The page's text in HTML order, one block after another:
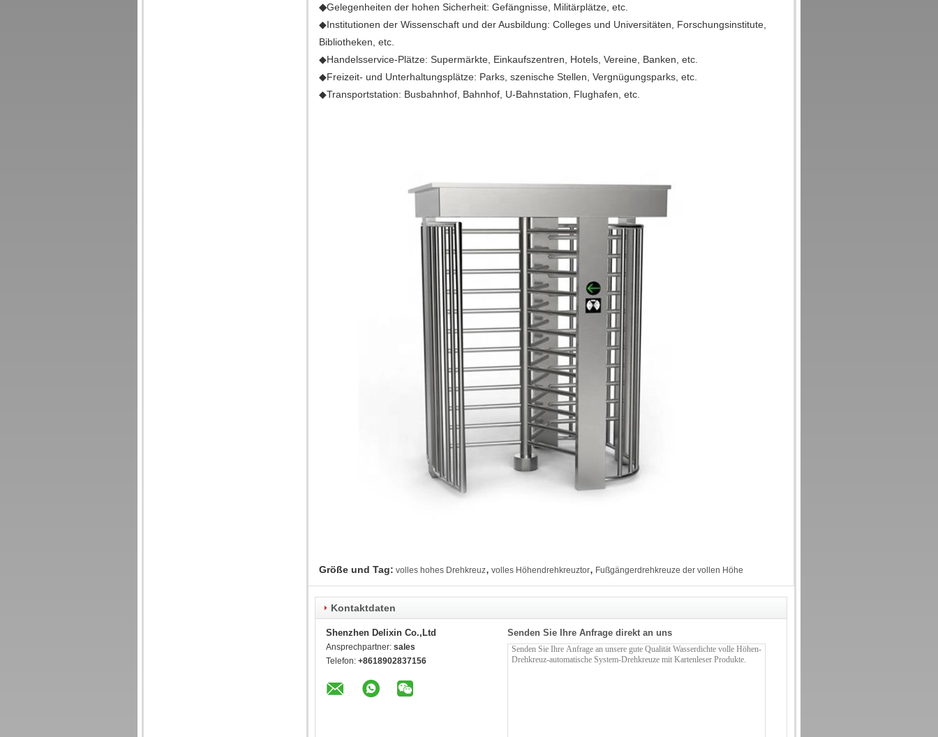
◆Gelegenheiten der hohen Sicherheit: Gefängnisse, Militärplätze, etc.
◆Institutionen der Wissenschaft und der Ausbildung: Colleges und Universitäten, Forschungsinstitute,
Bibliotheken, etc.
◆Handelsservice-Plätze: Supermärkte, Einkaufszentren, Hotels, Vereine, Banken, etc.
◆Freizeit- und Unterhaltungsplätze: Parks, szenische Stellen, Vergnügungsparks, etc.
◆Transportstation: Busbahnhof, Bahnhof, U-Bahnstation, Flughafen, etc.
Größe und Tag: volles hohes Drehkreuz, volles Höhendrehkreuztor, Fußgängerdrehkreuze der vollen Höhe
Kontaktdaten
Shenzhen Delixin Co.,Ltd
Ansprechpartner: sales
Telefon: +8618902837156
Senden Sie Ihre Anfrage direkt an uns